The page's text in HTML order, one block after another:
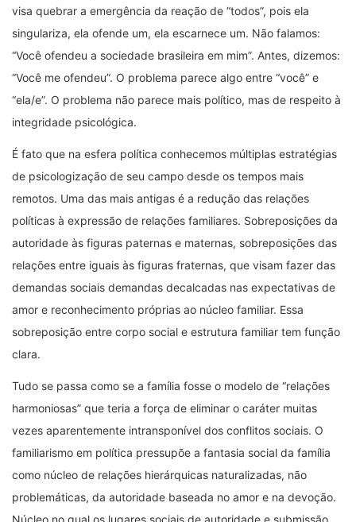
visa quebrar a emergência da reação de “todos”, pois ela
singulariza, ela ofende um, ela escarnece um. Não falamos:
“Você ofendeu a sociedade brasileira em mim”. Antes, dizemos:
“Você me ofendeu”. O problema parece algo entre “você” e
“ela/e”. O problema não parece mais político, mas de respeito à
integridade psicológica.
É fato que na esfera política conhecemos múltiplas estratégias
de psicologização de seu campo desde os tempos mais
remotos. Uma das mais antigas é a redução das relações
políticas à expressão de relações familiares. Sobreposições da
autoridade às figuras paternas e maternas, sobreposições das
relações entre iguais às figuras fraternas, que visam fazer das
demandas sociais demandas decalcadas nas expectativas de
amor e reconhecimento próprias ao núcleo familiar. Essa
sobreposição entre corpo social e estrutura familiar tem função
clara.
Tudo se passa como se a família fosse o modelo de “relações
harmoniosas” que teria a força de eliminar o caráter muitas
vezes aparentemente intransponível dos conflitos sociais. O
familiarismo em política pressupõe a fantasia social da família
como núcleo de relações hierárquicas naturalizadas, não
problemáticas, da autoridade baseada no amor e na devoção.